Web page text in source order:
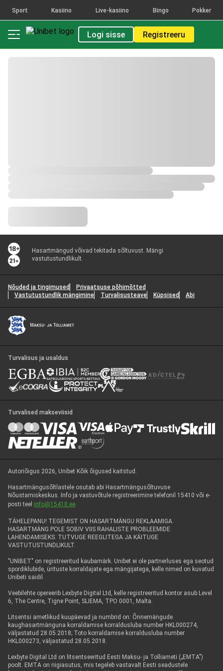
Sport Kasiino Live-kasiino Bingo Pokker
Logi sisse Registreeru
Hasartmängud võivad tekitada sõltuvust. Mängi
vastutustundlikult.
Nõuded ja tingimused
Privaatsuse põhimõtted
Vastutustundlik mängimine
Turvalisusteave Küpsised Abi
Turvalisus ja usaldus
Turvalised makseviisid
Autoriõigus 2026, Unibet Kõik õigused kaitstud.
Hasartmängusõltlastele osutab abi Hasartmängusõltuvuse
Nõustamiskeskus. Info ja vastuvõtule registreerimine telefonil 15410 või e-
posti teel info@15410.ee.
TÄHELEPANU! TEGEMIST ON HASARTMÄNGU REKLAAMIGA.
HASARTMÄNG POLE SOBIV VIIS RAHALISTE PROBLEEMIDE
LAHENDAMISEKS. TUTVUGE REEGLITEGA JA KÄITUGE
VASTUTUSTUNDLIKULT.
"UNIBET" on registreeritud kaubamärk. Unibet ei ole partnerluses ega seotud
spordiklubide, ürituste korraldajate ega mängijatega, kelle nimed on kuvatud
Unibeti saidil.
Veebilehte opereerib Lexbyte Digital Ltd, kelle registreeritud kontor asub Level
6, The Centre, Tigne Point, SLIEMA, TPO 0001, Malta.
Litsentsi ametlikud kuupäevad ja numbrid on: Õnnemängude
kaughasartmänguna korraldamise korraldusluba number HKL000274,
väljastatud 28.05.2018; Toto korraldamise korraldusluba number
HKL000273, väljastatud 28.05.2018.
Lexbyte Digital Ltd on litsentseeritud Eesti Maksu- ja Tolliameti („EMTA")
poolt. EMTA on riigiasutus, mis tegeleb vastavalt Eesti seadustele